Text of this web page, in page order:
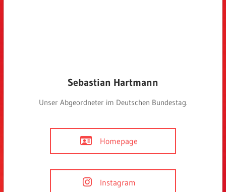
Sebastian Hartmann
Unser Abgeordneter im Deutschen Bundestag.
Homepage
Instagram